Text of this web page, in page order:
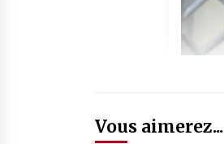
Vous aimerez...